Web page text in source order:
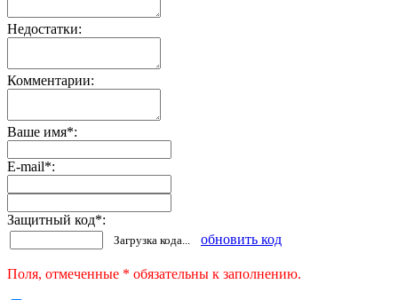
Недостатки:
Комментарии:
Ваше имя*:
E-mail*:
Защитный код*:
Загрузка кода... обновить код
Поля, отмеченные * обязательны к заполнению.